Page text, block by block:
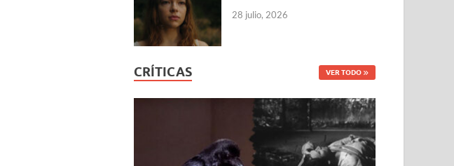
28 julio, 2026
CRÍTICAS VER TODO